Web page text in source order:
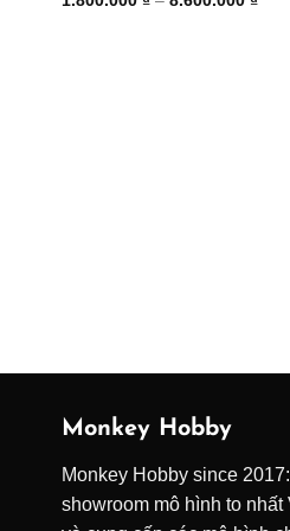
Monkey Hobby
Monkey Hobby since
showroom mô hình to